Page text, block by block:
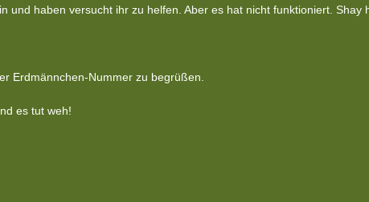
haben versucht ihr zu helfen. Aber es hat nicht funktioniert. Shay
Erdmännchen-Nummer zu begrüßen.
es tut weh!